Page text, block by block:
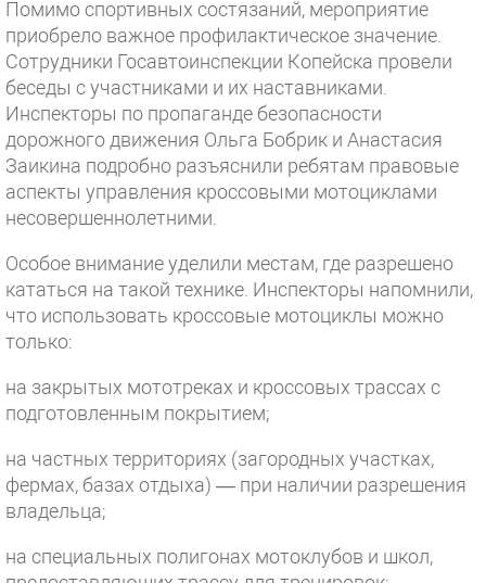
Помимо спортивных состязаний, мероприятие
приобрело важное профилактическое значение.
Сотрудники Госавтоинспекции Копейска провели
беседы с участниками и их наставниками.
Инспекторы по пропаганде безопасности
дорожного движения Ольга Бобрик и Анастасия
Заикина подробно разъяснили ребятам правовые
аспекты управления кроссовыми мотоциклами
несовершеннолетними.
Особое внимание уделили местам, где разрешено
кататься на такой технике. Инспекторы напомнили,
что использовать кроссовые мотоциклы можно
только:
на закрытых мототреках и кроссовых трассах с
подготовленным покрытием;
на частных территориях (загородных участках,
фермах, базах отдыха) — при наличии разрешения
владельца;
на специальных полигонах мотоклубов и школ,